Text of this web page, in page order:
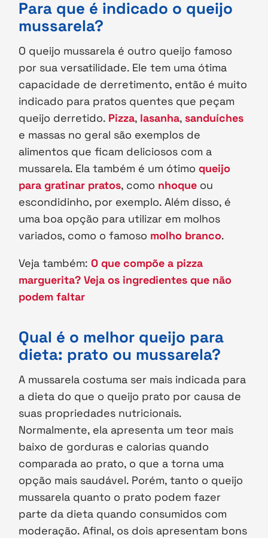
Para que é indicado o queijo
mussarela?
O queijo mussarela é outro queijo famoso
por sua versatilidade. Ele tem uma ótima
capacidade de derretimento, então é muito
indicado para pratos quentes que peçam
queijo derretido. Pizza, lasanha, sanduíches
e massas no geral são exemplos de
alimentos que ficam deliciosos com a
mussarela. Ela também é um ótimoqueijo
para gratinar pratos, como nhoque ou
escondidinho, por exemplo. Além disso, é
uma boa opção para utilizar em molhos
variados, como o famoso molho branco.
Veja também: O que compõe a pizza
marguerita? Veja os ingredientes que não
podem faltar
Qual é o melhor queijo para
dieta: prato ou mussarela?
A mussarela costuma ser mais indicada para
a dieta do que o queijo prato por causa de
suas propriedades nutricionais.
Normalmente, ela apresenta um teor mais
baixo de gorduras e calorias quando
comparada ao prato, o que a torna uma
opção mais saudável. Porém, tanto o queijo
mussarela quanto o prato podem fazer
parte da dieta quando consumidos com
moderação. Afinal, os dois apresentam bons